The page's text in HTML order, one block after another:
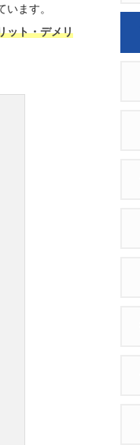
ます。
ット・デメリ